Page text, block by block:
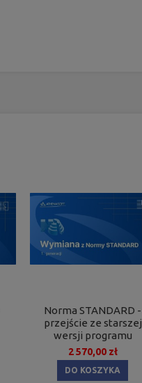
Norma STANDARD -
przejście ze starszej
wersji programu
2 570,00 zł
DO KOSZYKA